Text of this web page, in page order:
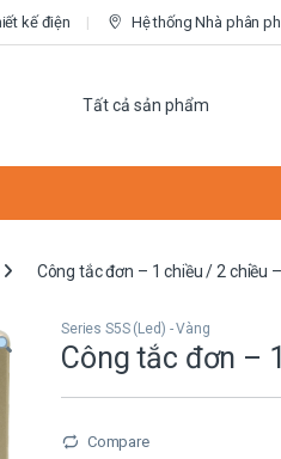
kế điện Hệ thống Nhà phân
Công tắc đơn – 1 chiều / 2 chiều
Series S5S (Led) - Vàng
Công tắc đơn –
Compare